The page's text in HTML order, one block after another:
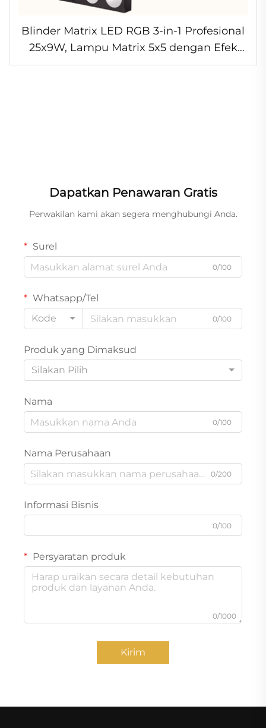
Blinder Matrix LED RGB 3-in-1 Profesional
25x9W, Lampu Matrix 5x5 dengan Efek
Beam, Kontrol DMX, Warna Putih Hangat
Dapatkan Penawaran Gratis
Perwakilan kami akan segera menghubungi Anda.
Surel
0/100
Whatsapp/Tel
Kode
0/100
Produk yang Dimaksud
Silakan Pilih
Nama
0/100
Nama Perusahaan
0/200
Informasi Bisnis
0/100
Persyaratan produk
0/1000
Kirim